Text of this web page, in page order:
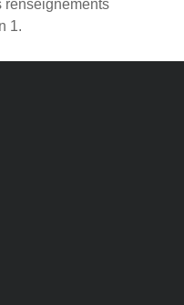
renseignements
1.